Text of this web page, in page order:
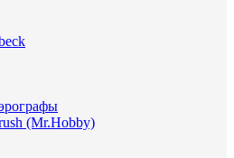
(Mr.Hobby)